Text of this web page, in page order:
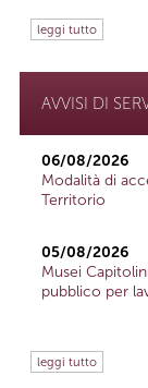
leggi tutto
AVVISI DI
06/08/2026
Modalità di
Territorio
05/08/2026
Musei
pubblico per
leggi tutto